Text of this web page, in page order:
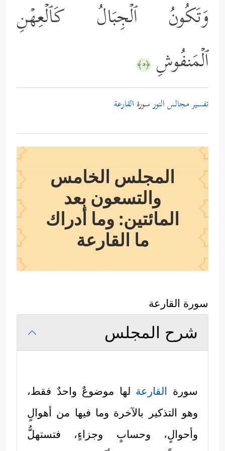
وَتَكُونُ ٱلۡجِبَالُ كَٱلۡعِهۡنِ
ٱلۡمَنفُوشِ ﴿٥﴾
تفسير مجالس النورسورة القارعة
المجلس الخامس
والتسعون بعد
المائتين: وما أدراك
ما القارعة
سورة القارعة
شرح المجلس
سورة القارعة لها موضوعٌ واحدٌ فقط،
وهو التذكير بالآخرة وما فيها من أهوالٍ
وأحوالٍ، وحسابٍ وجزاءٍ، فتستهلُّ